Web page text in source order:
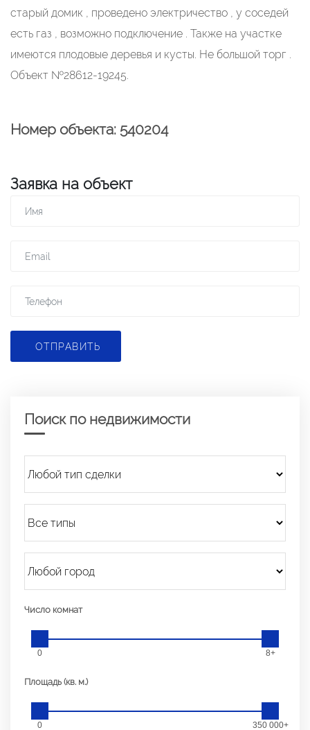
старый домик , проведено электричество , у соседей
есть газ , возможно подключение . Также на участке
имеются плодовые деревья и кусты. Не большой торг .
Объект №28612-19245.
Номер объекта: 540204
Заявка на объект
ОТПРАВИТЬ
Поиск по недвижимости
Число комнат
0 8+
Площадь (кв. м.)
0 350 000+